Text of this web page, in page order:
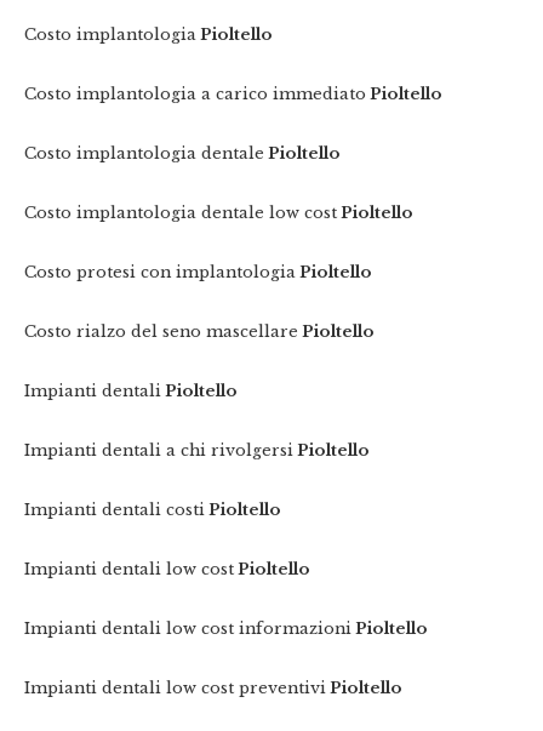
Costo implantologia Pioltello
Costo implantologia a carico immediato Pioltello
Costo implantologia dentale Pioltello
Costo implantologia dentale low cost Pioltello
Costo protesi con implantologia Pioltello
Costo rialzo del seno mascellare Pioltello
Impianti dentali Pioltello
Impianti dentali a chi rivolgersi Pioltello
Impianti dentali costi Pioltello
Impianti dentali low cost Pioltello
Impianti dentali low cost informazioni Pioltello
Impianti dentali low cost preventivi Pioltello